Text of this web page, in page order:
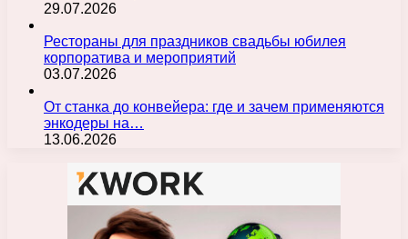
29.07.2026
Рестораны для праздников свадьбы юбилея
корпоратива и мероприятий
03.07.2026
От станка до конвейера: где и зачем применяются
энкодеры на…
13.06.2026